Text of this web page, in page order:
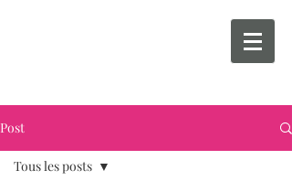
Post
Tous les posts